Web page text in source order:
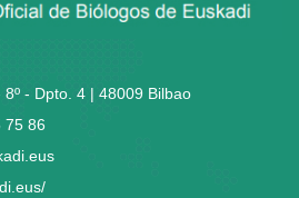
- Dpto. 4 | 48009 Bilbao
75 86